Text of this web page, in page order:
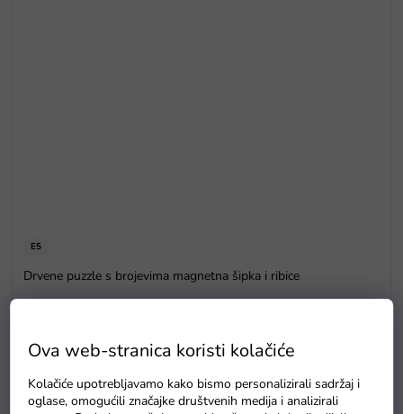
Ova web-stranica koristi kolačiće
Kolačiće upotrebljavamo kako bismo personalizirali sadržaj i
oglase, omogućili značajke društvenih medija i analizirali
E5
Drvene puzzle s brojevima magnetna šipka i ribice